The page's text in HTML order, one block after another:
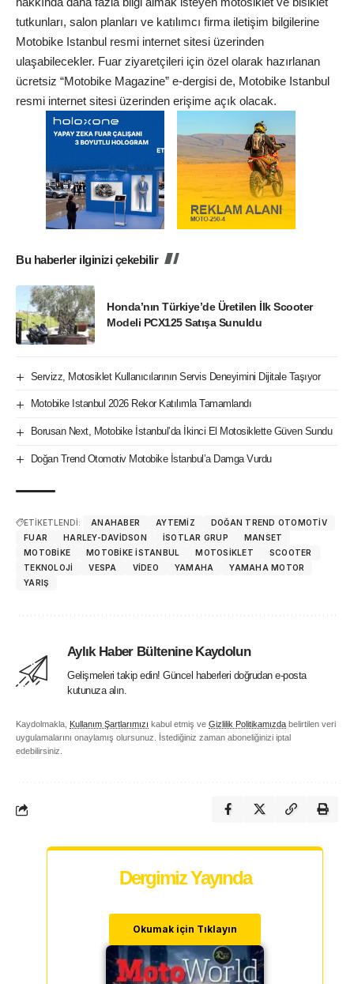
tutkunları, salon planları ve katılımcı firma iletişim bilgilerine
Motobike Istanbul resmi internet sitesi üzerinden
ulaşabilecekler. Fuar ziyaretçileri için özel olarak hazırlanan
ücretsiz “Motobike Magazine” e-dergisi de, Motobike Istanbul
resmi internet sitesi üzerinden erişime açık olacak.
Bu haberler ilginizi çekebilir
Honda’nın Türkiye’de Üretilen İlk Scooter
Modeli PCX125 Satışa Sunuldu
Servizz, Motosiklet Kullanıcılarının Servis Deneyimini Dijitale Taşıyor
Motobike Istanbul 2026 Rekor Katılımla Tamamlandı
Borusan Next, Motobike İstanbul’da İkinci El Motosiklette Güven Sundu
Doğan Trend Otomotiv Motobike İstanbul’a Damga Vurdu
ETİKETLENDİ: ANAHABER AYTEMIZ
DOĞAN TREND OTOMOTIV
FUAR
HARLEY-DAVIDSON İSOTLAR GRUP
MANSET
MOTOBIKE
MOTOBIKE ISTANBUL MOTOSIKLET
SCOOTER
TEKNOLOJI
VESPA VIDEO YAMAHA
YAMAHA MOTOR
YARIŞ
Aylık Haber Bültenine Kaydolun
Gelişmeleri takip edin! Güncel haberleri doğrudan e-posta
kutunuza alın.
Kaydolmakla, Kullanım Şartlarımızı kabul etmiş ve Gizlilik Politikamızda belirtilen veri
uygulamalarını onaylamış olursunuz. İstediğiniz zaman aboneliğinizi iptal
edebilirsiniz.
Dergimiz Yayında
Okumak için Tıklayın